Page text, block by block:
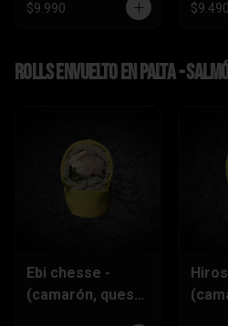
$9.990 $9.490
Rolls envuelto en palta -
Ebi chesse -
(camarón, queso